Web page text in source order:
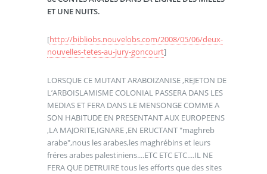
ET UNE NUITS.
[http://bibliobs.nouvelobs.com/2008/05/06/deux-
nouvelles-tetes-au-jury-goncourt]
LORSQUE CE MUTANT ARABOIZANISE ,REJETON DE
L’ARBOISLAMISME COLONIAL PASSERA DANS LES
MEDIAS ET FERA DANS LE MENSONGE COMME A
SON HABITUDE EN PRESENTANT AUX EUROPEENS
,LA MAJORITE,IGNARE ,EN ERUCTANT "maghreb
arabe",nous les arabes,les maghrébins et leurs
fréres arabes palestiniens....ETC ETC ETC....IL NE
FERA QUE DETRUIRE tous les efforts que des sites